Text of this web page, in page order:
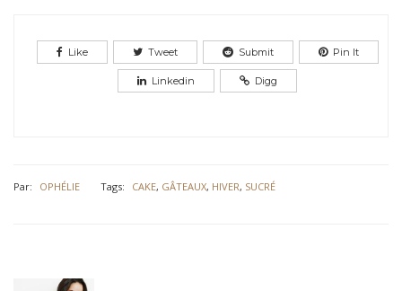
Like Tweet Submit Pin It
Linkedin Digg
Par: OPHÉLIE Tags: CAKE, GÂTEAUX, HIVER, SUCRÉ